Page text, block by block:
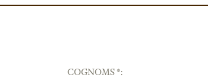
COGNOMS *: